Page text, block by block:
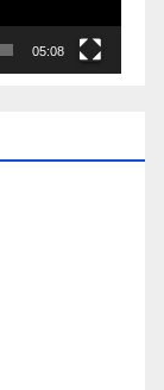
05:08